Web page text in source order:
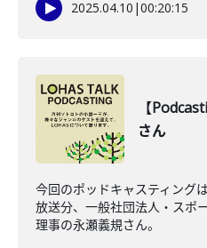
2025.04.10 |00:20:15
【
さん
今回のポッドキャスティング
放送分、一般社団法人・スポ
理事の永瀬義規さん。